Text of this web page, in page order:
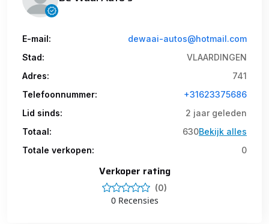
E-mail:
dewaai-autos@hotmail.com
Stad:
VLAARDINGEN
Adres:
741
Telefoonnummer:
+31623375686
Lid sinds:
2 jaar geleden
Totaal:
630Bekijk alles
Totale verkopen:
0
Verkoper rating
(0)
0 Recensies